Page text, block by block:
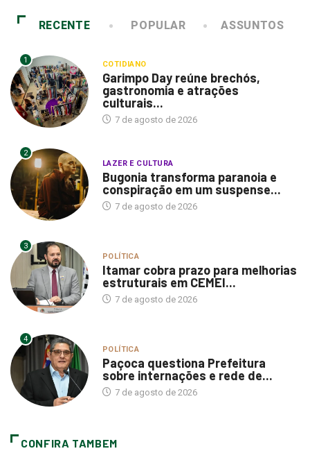
RECENTE POPULAR ASSUNTOS
1 COTIDIANO
Garimpo Day reúne brechós,
gastronomia e atrações
culturais...
7 de agosto de 2026
2
LAZER E CULTURA
Bugonia transforma paranoia e
conspiração em um suspense...
7 de agosto de 2026
3
POLÍTICA
Itamar cobra prazo para melhorias
estruturais em CEMEI...
7 de agosto de 2026
4
POLÍTICA
Paçoca questiona Prefeitura
sobre internações e rede de...
7 de agosto de 2026
CONFIRA TAMBEM